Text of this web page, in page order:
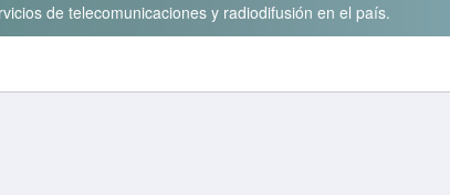
de telecomunicaciones y radiodifusión en el país.